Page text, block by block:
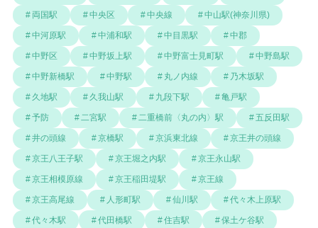
両国駅 中央区 中央線 中山駅(神奈川県)
中河原駅 中浦和駅 中目黒駅 中郡
中野区 中野坂上駅 中野富士見町駅 中野島駅
中野新橋駅 中野駅 丸ノ内線 乃木坂駅
久地駅 久我山駅 九段下駅 亀戸駅
予防 二宮駅 二重橋前〈丸の内〉駅 五反田駅
井の頭線 京橋駅 京浜東北線 京王井の頭線
京王八王子駅 京王堀之内駅 京王永山駅
京王相模原線 京王稲田堤駅 京王線
京王高尾線 人形町駅 仙川駅 代々木上原駅
代々木駅 代田橋駅 住吉駅 保土ケ谷駅